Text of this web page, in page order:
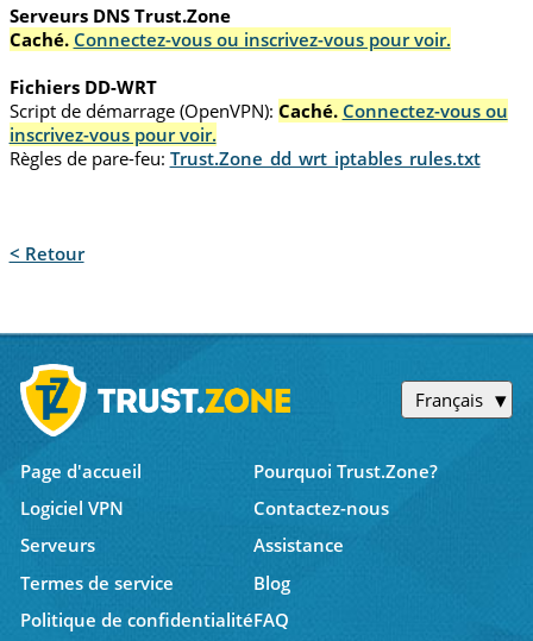
Serveurs DNS Trust.Zone
Caché. Connectez-vous ou inscrivez-vous pour voir.
Fichiers DD-WRT
Script de démarrage (OpenVPN): Caché. Connectez-vous ou
inscrivez-vous pour voir.
Règles de pare-feu: Trust.Zone_dd_wrt_iptables_rules.txt
< Retour
Français
Page d'accueil
Pourquoi Trust.Zone?
Logiciel VPN
Contactez-nous
Serveurs
Assistance
Termes de service
Blog
Politique de confidentialitéFAQ